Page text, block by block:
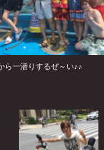
ら一潜りするぜ～い♪♪